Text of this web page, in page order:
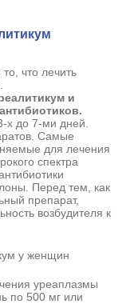
что лечить
и
х до 7-ми дней.
Самые
для лечения
спектра
Перед тем, как
препарат,
возбудителя к
уреаплазмы
по 500 мг или